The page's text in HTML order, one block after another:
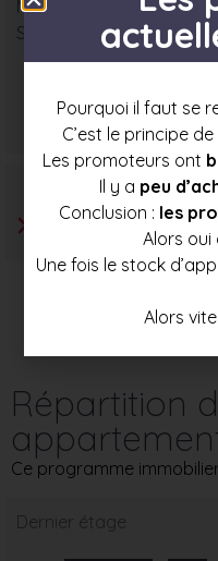
Nombre : 5
Surface moyenne : 91 m²
Prix mini
391 500 €
Répartition
Ce programme
Dernier étage
Pourquoi il faut se
C’est le principe de
Les promoteurs ont
Il y a peu
Conclusion : les
Alors oui
Une fois le stock
Alors vite